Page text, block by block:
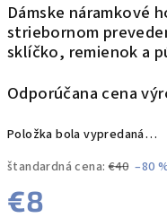
Dámske náramkové
striebornom
sklíčko, remienok a
Odporúčana cena
Položka bola vypredaná…
štandardná cena: €40 –80
€8